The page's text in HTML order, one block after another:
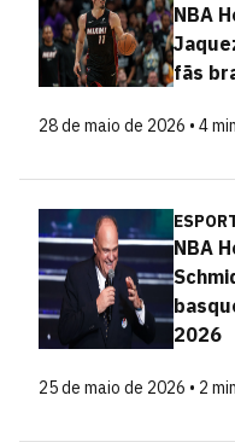
NBA
fãs
28 de maio de 2026 • 4
NBA
2026
25 de maio de 2026 • 2